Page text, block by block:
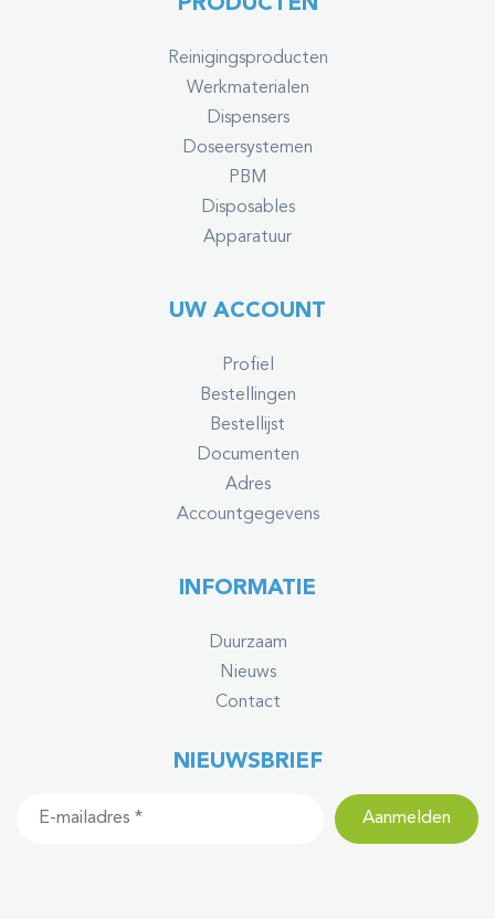
Reinigingsproducten
Werkmaterialen
Dispensers
Doseersystemen
PBM
Disposables
Apparatuur
UW ACCOUNT
Profiel
Bestellingen
Bestellijst
Documenten
Adres
Accountgegevens
INFORMATIE
Duurzaam
Nieuws
Contact
NIEUWSBRIEF